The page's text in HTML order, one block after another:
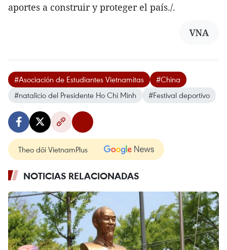
aportes a construir y proteger el país./.
VNA
#Asociación de Estudiantes Vietnamitas
#China
#natalicio del Presidente Ho Chi Minh
#Festival deportivo
Theo dõi VietnamPlus
NOTICIAS RELACIONADAS